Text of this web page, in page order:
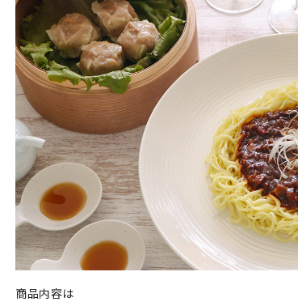
商品内容は